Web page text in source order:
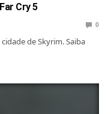
Cry 5
0
de Skyrim. Saiba